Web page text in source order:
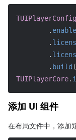
TUIPlayerConfig
.
.
.
. build (
TUIPlayerCore.
添加 UI 组件
在布局文件中，添加